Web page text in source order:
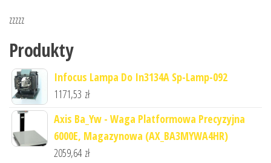
zzzzz
Produkty
Infocus Lampa Do In3134A Sp-Lamp-092
1171,53 zł
Axis Ba_Yw - Waga Platformowa Precyzyjna
6000E, Magazynowa (AX_BA3MYWA4HR)
2059,64 zł